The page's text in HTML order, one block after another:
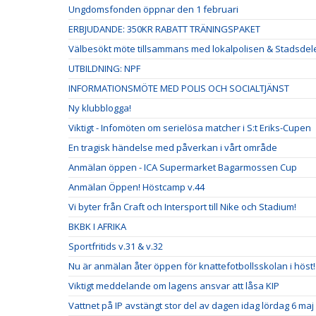
Ungdomsfonden öppnar den 1 februari
ERBJUDANDE: 350KR RABATT TRÄNINGSPAKET
Välbesökt möte tillsammans med lokalpolisen &
UTBILDNING: NPF
INFORMATIONSMÖTE MED POLIS OCH SOCIALTJÄNST
Ny klubblogga!
Viktigt - Infomöten om serielösa matcher i S:t Eriks-Cupen
En tragisk händelse med påverkan i vårt område
Anmälan öppen - ICA Supermarket Bagarmossen Cup
Anmälan Öppen! Höstcamp v.44
Vi byter från Craft och Intersport till Nike och Stadium!
BKBK I AFRIKA
Sportfritids v.31 & v.32
Nu är anmälan åter öppen för knattefotbollsskolan i höst!
Viktigt meddelande om lagens ansvar att låsa KIP
Vattnet på IP avstängt stor del av dagen idag lördag 6 maj